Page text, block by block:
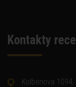
Kontakty
Kolbenova